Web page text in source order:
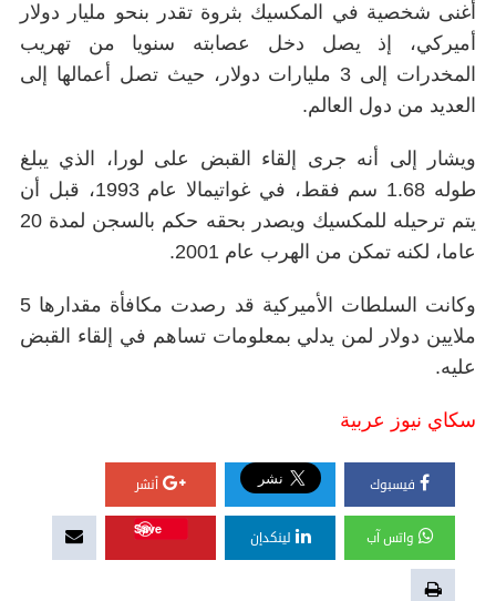
أغنى شخصية في المكسيك بثروة تقدر بنحو مليار دولار
أميركي، إذ يصل دخل عصابته سنويا من تهريب
المخدرات إلى 3 مليارات دولار، حيث تصل أعمالها إلى
العديد من دول العالم.
ويشار إلى أنه جرى إلقاء القبض على لورا، الذي يبلغ
طوله 1.68 سم فقط، في غواتيمالا عام 1993، قبل أن
يتم ترحيله للمكسيك ويصدر بحقه حكم بالسجن لمدة 20
عاما، لكنه تمكن من الهرب عام 2001.
وكانت السلطات الأميركية قد رصدت مكافأة مقدارها 5
ملايين دولار لمن يدلي بمعلومات تساهم في إلقاء القبض
عليه.
سكاي نيوز عربية
فيسبوك أنشر
واتس آب لينكدإن
Save